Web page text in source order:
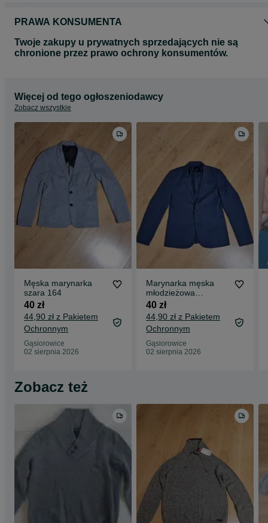
PRAWA KONSUMENTA
Twoje zakupy u prywatnych sprzedających nie są
chronione przez prawo ochrony konsumentów.
Więcej od tego ogłoszeniodawcy
Zobacz wszystkie
Męska marynarka
szara 164
40 zł
44,90 zł z Pakietem
Ochronnym
Gąsiorowice
02 sierpnia 2026
Marynarka męska
młodzieżowa
reserved 164
40 zł
44,90 zł z Pakietem
Ochronnym
Gąsiorowice
02 sierpnia 2026
Zobacz też